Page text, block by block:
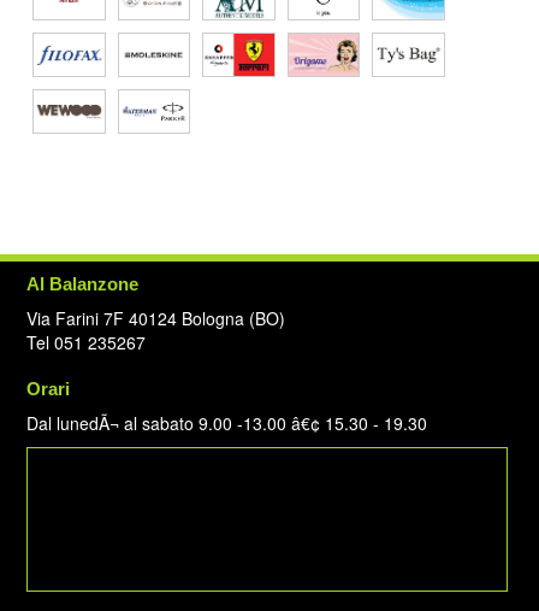
Al Balanzone
Via Farini 7F 40124 Bologna (BO)
Tel 051 235267
Orari
Dal lunedÃ¬ al sabato 9.00 -13.00 â€¢ 15.30 - 19.30